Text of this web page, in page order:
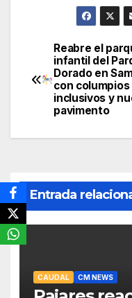
de
entradas
Reabre el
infantil del
Dorado en
con columpios
inclusivos y
pavimento
Entrada
CAUDAL CM NEWS